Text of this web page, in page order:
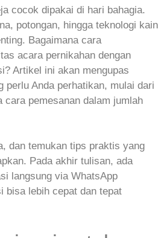
cocok dipakai di hari bahagia.
potongan, hingga teknologi kain
Bagaimana cara
acara pernikahan dengan
Artikel ini akan mengupas
perlu Anda perhatikan, mulai dari
cara pemesanan dalam jumlah
dan temukan tips praktis yang
Pada akhir tulisan, ada
langsung via WhatsApp
bisa lebih cepat dan tepat